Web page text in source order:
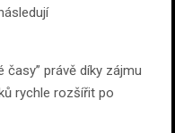
právě díky zájmu
rychle rozšířit po